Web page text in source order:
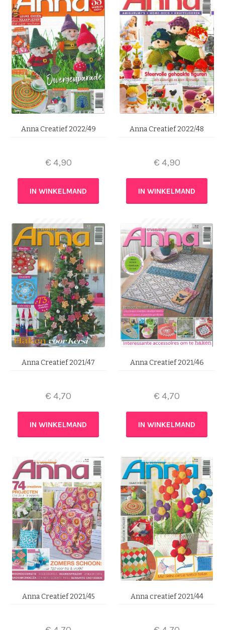
Anna Creatief 2022/49
€ 4,90
IN WINKELMAND
Anna Creatief 2022/48
€ 4,90
IN WINKELMAND
Anna Creatief 2021/47
€ 4,70
IN WINKELMAND
Anna Creatief 2021/46
€ 4,70
IN WINKELMAND
Anna Creatief 2021/45 Anna creatief 2021/44